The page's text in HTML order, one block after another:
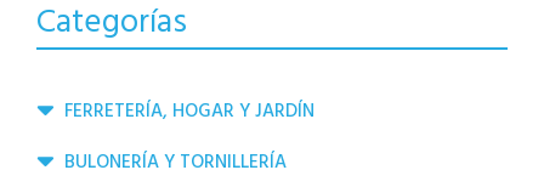
Categorías
FERRETERÍA, HOGAR Y JARDÍN
BULONERÍA Y TORNILLERÍA